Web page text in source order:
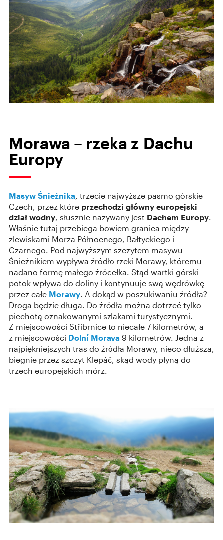
Morawa – rzeka z Dachu
Europy
Masyw Śnieżnika , trzecie najwyższe pasmo górskie
Czech, przez które przechodzi główny europejski
dział wodny , słusznie nazywany jest Dachem Europy
Właśnie tutaj przebiega bowiem granica między
zlewiskami Morza Północnego, Bałtyckiego i
Czarnego. Pod najwyższym szczytem masywu -
Śnieżnikiem wypływa źródło rzeki Morawy, któremu
nadano formę małego źródełka. Stąd wartki górski
potok wpływa do doliny i kontynuuje swą wędrówkę
przez całe Morawy . A dokąd w poszukiwaniu źródła?
Droga będzie długa. Do źródła można dotrzeć tylko
piechotą oznakowanymi szlakami turystycznymi.
Z miejscowości Stříbrnice to niecałe 7 kilometrów, a
z miejscowości Dolní Morava 9 kilometrów. Jedna z
najpiękniejszych tras do źródła Morawy, nieco dłuższa,
biegnie przez szczyt Klepáč, skąd wody płyną do
trzech europejskich mórz.